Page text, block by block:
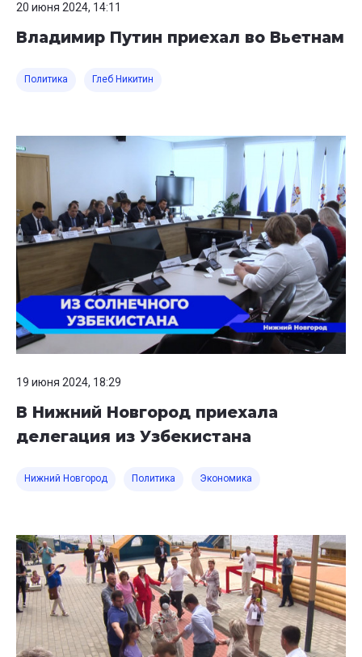
20 июня 2024, 14:11
Владимир Путин приехал во Вьетнам
Политика Глеб Никитин
19 июня 2024, 18:29
В Нижний Новгород приехала
делегация из Узбекистана
Нижний Новгород Политика Экономика